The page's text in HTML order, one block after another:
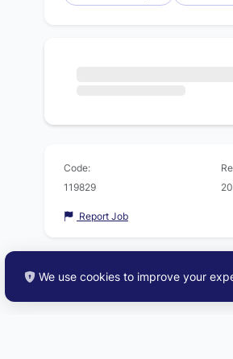
Code:
119829
Report Job
We use cookies to improve your